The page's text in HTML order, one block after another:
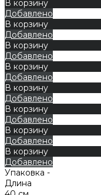
В корзину
Добавлено
В корзину
Добавлено
В корзину
Добавлено
В корзину
Добавлено
В корзину
Добавлено
В корзину
Добавлено
В корзину
Добавлено
В корзину
Добавлено
Упаковка -
Длина